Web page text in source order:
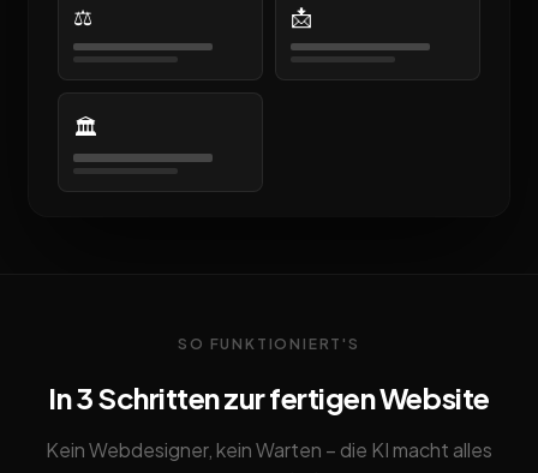
⚖️ 📩
🏛️
SO FUNKTIONIERT'S
In 3 Schritten zur fertigen Website
Kein Webdesigner, kein Warten – die KI macht alles